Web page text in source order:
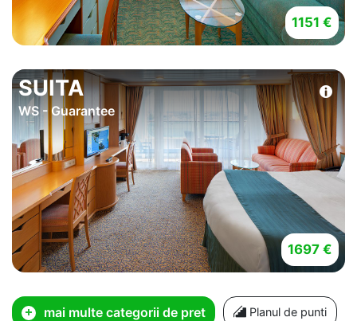
1151 €
SUITA
WS - Guarantee
1697 €
mai multe categorii de pret Planul de punti